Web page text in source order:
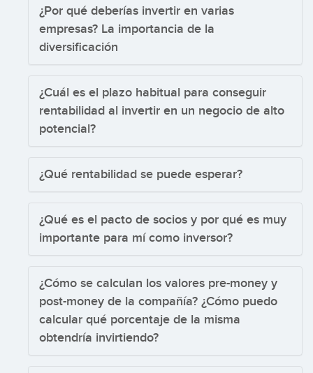
¿Por qué deberías invertir en varias
empresas? La importancia de la
diversificación
¿Cuál es el plazo habitual para conseguir
rentabilidad al invertir en un negocio de alto
potencial?
¿Qué rentabilidad se puede esperar?
¿Qué es el pacto de socios y por qué es muy
importante para mí como inversor?
¿Cómo se calculan los valores pre-money y
post-money de la compañía? ¿Cómo puedo
calcular qué porcentaje de la misma
obtendría invirtiendo?